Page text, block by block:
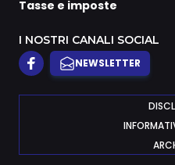
Tasse e imposte
I NOSTRI CANALI SOCIAL
NEWSLETTER